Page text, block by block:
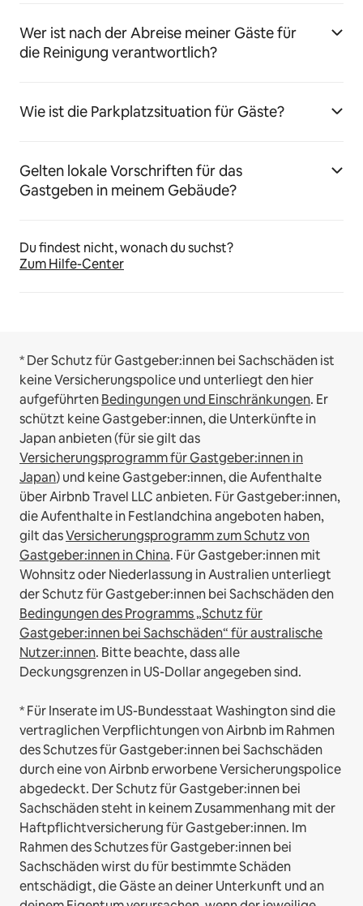
Wer ist nach der Abreise meiner Gäste für
die Reinigung verantwortlich?
Wie ist die Parkplatzsituation für Gäste?
Gelten lokale Vorschriften für das
Gastgeben in meinem Gebäude?
Du findest nicht, wonach du suchst?
Zum Hilfe-Center
* Der Schutz für Gastgeber:innen bei Sachschäden ist
keine Versicherungspolice und unterliegt den hier
aufgeführtenBedingungen und Einschränkungen. Er
schützt keine Gastgeber:innen, die Unterkünfte in
Japan anbieten (für sie gilt das
Versicherungsprogramm für Gastgeber:innen in
Japan) und keine Gastgeber:innen, die Aufenthalte
über Airbnb Travel LLC anbieten. Für Gastgeber:innen,
die Aufenthalte in Festlandchina angeboten haben,
gilt dasVersicherungsprogramm zum Schutz von
Gastgeber:innen in China. Für Gastgeber:innen mit
Wohnsitz oder Niederlassung in Australien unterliegt
der Schutz für Gastgeber:innen bei Sachschäden den
Bedingungen des Programms „Schutz für
Gastgeber:innen bei Sachschäden“ für australische
Nutzer:innen. Bitte beachte, dass alle
Deckungsgrenzen in US-Dollar angegeben sind.
* Für Inserate im US-Bundesstaat Washington sind die
vertraglichen Verpflichtungen von Airbnb im Rahmen
des Schutzes für Gastgeber:innen bei Sachschäden
durch eine von Airbnb erworbene Versicherungspolice
abgedeckt. Der Schutz für Gastgeber:innen bei
Sachschäden steht in keinem Zusammenhang mit der
Haftpflichtversicherung für Gastgeber:innen. Im
Rahmen des Schutzes für Gastgeber:innen bei
Sachschäden wirst du für bestimmte Schäden
entschädigt, die Gäste an deiner Unterkunft und an